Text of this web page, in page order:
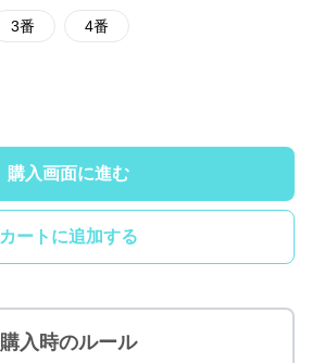
3番 4番
購入画面に進む
カートに追加する
購入時のルール